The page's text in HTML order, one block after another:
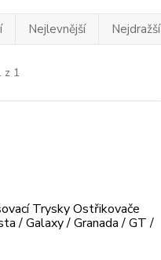
Nejlevnější Nejdražší
z 1